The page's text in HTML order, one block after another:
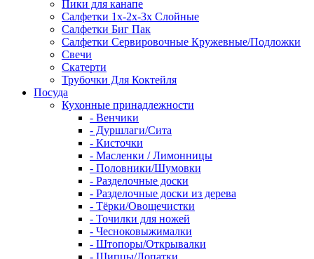
Пики для канапе
Салфетки 1х-2х-3х Слойные
Салфетки Биг Пак
Салфетки Сервировочные Кружевные/Подложки
Свечи
Скатерти
Трубочки Для Коктейля
Посуда
Кухонные принадлежности
- Венчики
- Дуршлаги/Сита
- Кисточки
- Масленки / Лимонницы
- Половники/Шумовки
- Разделочные доски
- Разделочные доски из дерева
- Тёрки/Овощечистки
- Точилки для ножей
- Чесноковыжималки
- Штопоры/Открывалки
- Щипцы/Лопатки